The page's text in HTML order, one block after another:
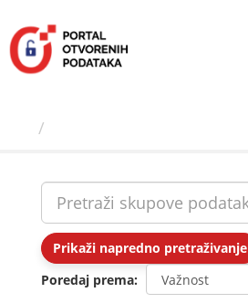
sadržaj
Prikaži napredno pretraživanje
Poredaj prema